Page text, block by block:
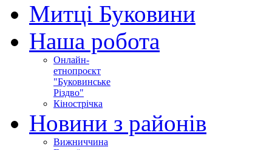
Митці Буковини
Наша робота
Онлайн-
етнопроєкт
"Буковинське
Різдво"
Кінострічка
Новини з районів
Вижниччина